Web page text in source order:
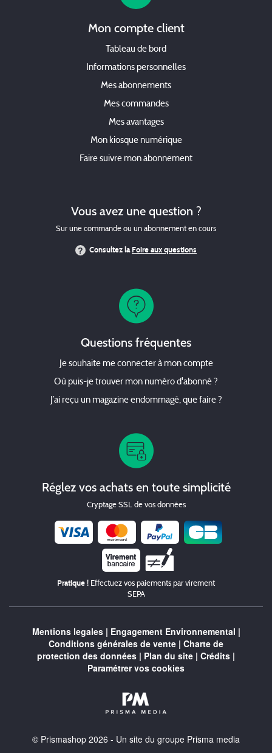
Mon compte client
Tableau de bord
Informations personnelles
Mes abonnements
Mes commandes
Mes avantages
Mon kiosque numérique
Faire suivre mon abonnement
Vous avez une question ?
Sur une commande ou un abonnement en cours
Consultez laFoire aux questions
Questions fréquentes
Je souhaite me connecter à mon compte
Où puis-je trouver mon numéro d'abonné ?
J’ai reçu un magazine endommagé, que faire ?
Réglez vos achats en toute simplicité
Cryptage SSL de vos données
Chèque
Pratique ! Effectuez vos paiements par virement
SEPA
Mentions legales| Engagement Environnemental |
Conditions générales de vente | Charte de
protection des données | Plan du site | Crédits |
Paramétrer vos cookies
© Prismashop 2026 - Un site du groupe Prisma media